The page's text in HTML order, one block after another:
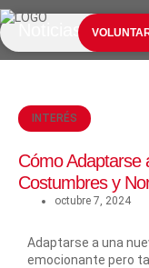
Noticias
INTERÉS
Cómo Adaptarse
Costumbres y
octubre 7, 2024
Adaptarse a una
emocionante pero